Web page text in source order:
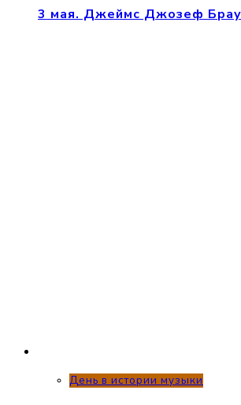
3 мая. Джеймс Джозеф
День в истории музыки